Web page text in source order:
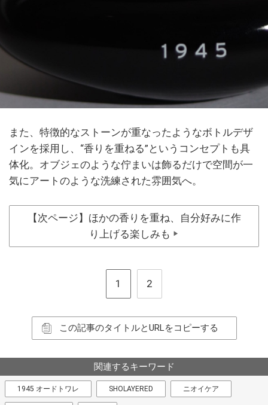
また、特徴的なストーンが重なったようなボトルデザ
インを採用し、“香りを重ねる”というコンセプトも具
体化。オブジェのような佇まいは飾るだけで空間が一
気にアートのような洗練された雰囲気へ。
【次ページ】ほかの香りを重ね、自分好みに作
り上げる楽しみも
▶
1 2
この記事のタイトルとURLをコピーする
関連するキーワード
1945 オードトワレ SHOLAYERED ニオイケア